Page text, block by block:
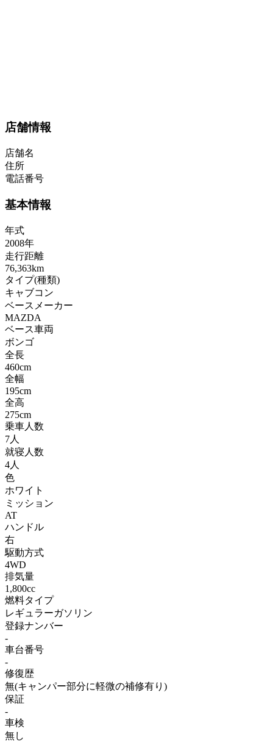
店舗情報
店舗名
住所
電話番号
基本情報
年式
2008年
走行距離
76,363km
タイプ(種類)
キャブコン
ベースメーカー
MAZDA
ベース車両
ボンゴ
全長
460cm
全幅
195cm
全高
275cm
乗車人数
7人
就寝人数
4人
色
ホワイト
ミッション
AT
ハンドル
右
駆動方式
4WD
排気量
1,800cc
燃料タイプ
レギュラーガソリン
登録ナンバー
-
車台番号
-
修復歴
無(キャンパー部分に軽微の補修有り)
保証
-
車検
無し